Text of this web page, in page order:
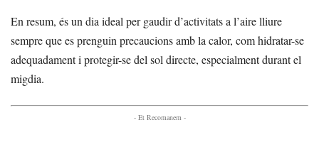
En resum, és un dia ideal per gaudir d’activitats a l’aire lliure
sempre que es prenguin precaucions amb la calor, com hidratar-se
adequadament i protegir-se del sol directe, especialment durant el
migdia.
- Et Recomanem -